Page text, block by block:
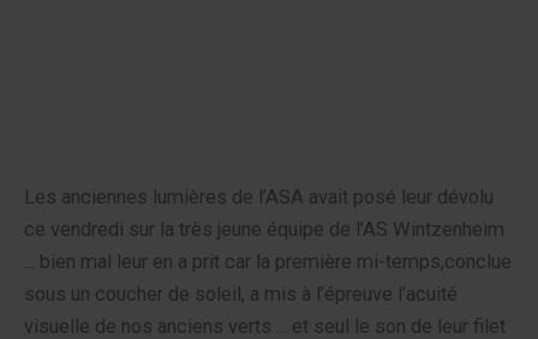
Les anciennes lumières de l’ASA avait posé leur dévolu
ce vendredi sur la très jeune équipe de l’AS Wintzenheim
... bien mal leur en a prit car la première mi-temps,conclue
sous un coucher de soleil, a mis à l’épreuve l’acuité
visuelle de nos anciens verts ... et seul le son de leur filet